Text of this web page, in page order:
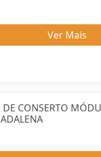
Ver Mais
DE CONSERTO